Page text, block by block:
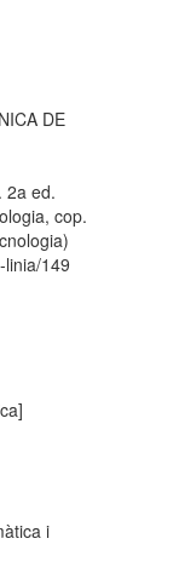
DE
2a ed.
cop.
linia/149
i